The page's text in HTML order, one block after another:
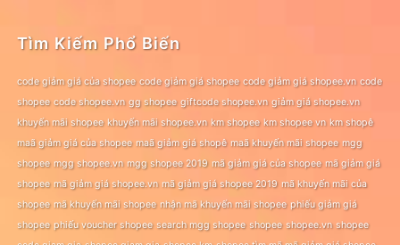
Tìm Kiếm Phổ Biến
code giảm giá của shopee code giảm giá shopee code giảm giá shopee.vn code
shopee code shopee.vn gg shopee giftcode shopee.vn giảm giá shopee.vn
khuyến mãi shopee khuyến mãi shopee.vn km shopee km shopee vn km shopê
maã giảm giá của shopee maã giảm giá shopê maã khuyến mãi shopee mgg
shopee mgg shopee.vn mgg shopee 2019 mã giảm giá của shopee mã giảm giá
shopee mã giảm giá shopee.vn mã giảm giá shopee 2019 mã khuyến mãi của
shopee mã khuyến mãi shopee nhận mã khuyến mãi shopee phiếu giảm giá
shopee phiếu voucher shopee search mgg shopee shopee shopee.vn shopee